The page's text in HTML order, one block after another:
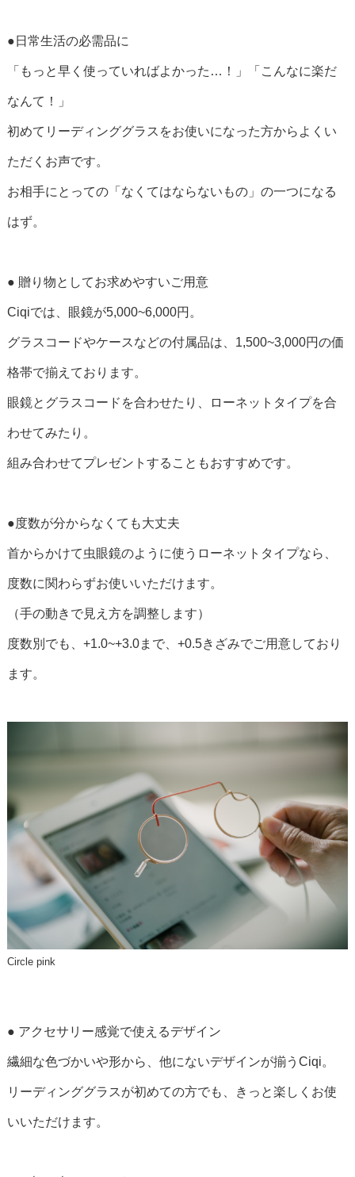
●日常生活の必需品に
「もっと早く使っていればよかった…！」「こんなに楽だ
なんて！」
初めてリーディンググラスをお使いになった方からよくい
ただくお声です。
お相手にとっての「なくてはならないもの」の一つになる
はず。
● 贈り物としてお求めやすいご用意
Ciqiでは、眼鏡が5,000~6,000円。
グラスコードやケースなどの付属品は、1,500~3,000円の価
格帯で揃えております。
眼鏡とグラスコードを合わせたり、ローネットタイプを合
わせてみたり。
組み合わせてプレゼントすることもおすすめです。
●度数が分からなくても大丈夫
首からかけて虫眼鏡のように使うローネットタイプなら、
度数に関わらずお使いいただけます。
（手の動きで見え方を調整します）
度数別でも、+1.0~+3.0まで、+0.5きざみでご用意しており
ます。
Circle pink
● アクセサリー感覚で使えるデザイン
繊細な色づかいや形から、他にないデザインが揃うCiqi。
リーディンググラスが初めての方でも、きっと楽しくお使
いいただけます。